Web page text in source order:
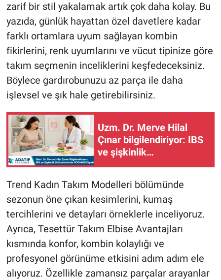
zarif bir stil yakalamak artık çok daha kolay. Bu
yazıda, günlük hayattan özel davetlere kadar
farklı ortamlara uyum sağlayan kombin
fikirlerini, renk uyumlarını ve vücut tipinize göre
takım seçmenin inceliklerini keşfedeceksiniz.
Böylece gardırobunuzu az parça ile daha
işlevsel ve şık hale getirebilirsiniz.
Uzm. Dr. Merve Hilal
Çınar bilgilendiriyor: IBS
ve şişkinlik
şikâyetlerinde FODMAP
Trend Kadın Takım Modelleri bölümünde
sezonun öne çıkan kesimlerini, kumaş
tercihlerini ve detayları örneklerle inceliyoruz.
Ayrıca, Tesettür Takım Elbise Avantajları
kısmında konfor, kombin kolaylığı ve
profesyonel görünüme etkisini adım adım ele
alıyoruz. Özellikle zamansız parçalar arayanlar